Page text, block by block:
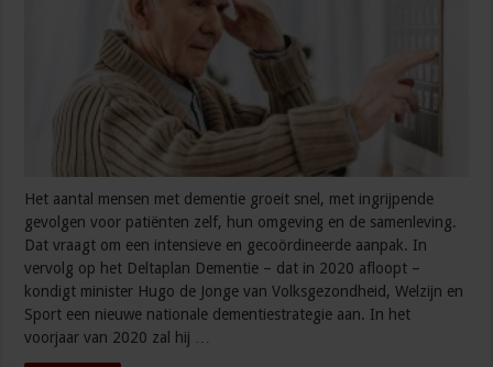
Het aantal mensen met dementie groeit snel, met ingrijpende
gevolgen voor patiënten zelf, hun omgeving en de samenleving.
Dat vraagt om een intensieve en gecoördineerde aanpak. In
vervolg op het Deltaplan Dementie – dat in 2020 afloopt –
kondigt minister Hugo de Jonge van Volksgezondheid, Welzijn en
Sport een nieuwe nationale dementiestrategie aan. In het
voorjaar van 2020 zal hij …